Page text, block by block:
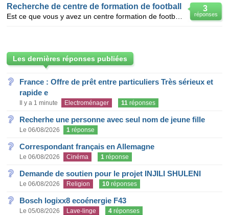
3
réponses
Recherche de centre de formation de football
Les dernières réponses publiées
France : Offre de prêt entre particuliers Très sérieux et
rapide e
Il y a 1 minute Electroménager 11 réponses
Recherhe une personne avec seul nom de jeune fille
Le 06/08/2026 1 réponse
Correspondant français en Allemagne
Le 06/08/2026 Cinéma 1 réponse
Demande de soutien pour le projet INJILI SHULENI
Le 06/08/2026 Religion 10 réponses
Bosch logixx8 ecoénergie F43
Le 05/08/2026 Lave-linge 4 réponses